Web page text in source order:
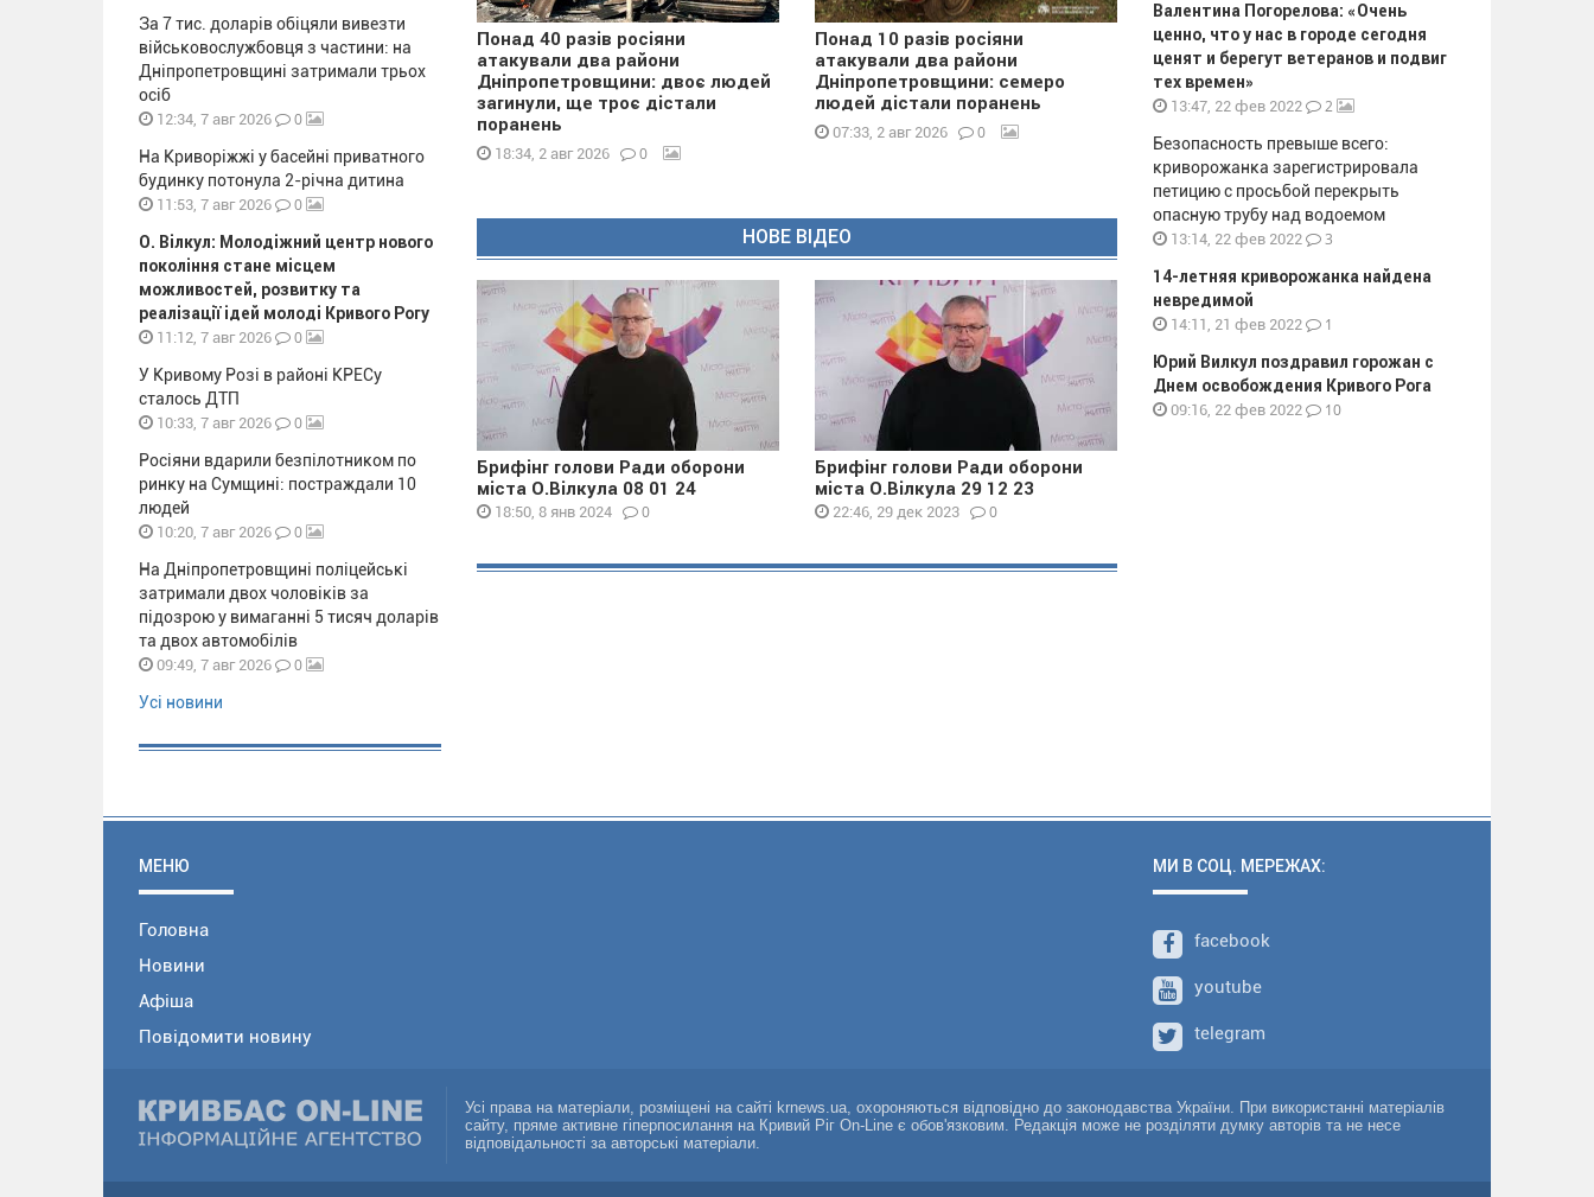
За 7 тис. доларів обіцяли вивезти
військовослужбовця з частини: на
Дніпропетровщині затримали трьох
осіб
12:34, 7 авг 2026 0
На Криворіжжі у басейні приватного
будинку потонула 2-річна дитина
11:53, 7 авг 2026 0
О. Вілкул: Молодіжний центр нового
покоління стане місцем
можливостей, розвитку та
реалізації ідей молоді Кривого Рогу
11:12, 7 авг 2026 0
У Кривому Розі в районі КРЕСу
сталось ДТП
10:33, 7 авг 2026 0
Росіяни вдарили безпілотником по
ринку на Сумщині: постраждали 10
людей
10:20, 7 авг 2026 0
На Дніпропетровщині поліцейські
затримали двох чоловіків за
підозрою у вимаганні 5 тисяч доларів
та двох автомобілів
09:49, 7 авг 2026 0
Усі новини
Понад 40 разів росіяни
атакували два райони
Дніпропетровщини: двоє людей
загинули, ще троє дістали
поранень
18:34, 2 авг 2026 0
Понад 10 разів росіяни
атакували два райони
Дніпропетровщини: семеро
людей дістали поранень
07:33, 2 авг 2026 0
НОВЕ ВІДЕО
Брифінг голови Ради оборони
міста О.Вілкула 08 01 24
18:50, 8 янв 2024 0
Брифінг голови Ради оборони
міста О.Вілкула 29 12 23
22:46, 29 дек 2023 0
Валентина Погорелова: «Очень
ценно, что у нас в городе сегодня
ценят и берегут ветеранов и подвиг
тех времен»
13:47, 22 фев 2022 2
Безопасность превыше всего:
криворожанка зарегистрировала
петицию с просьбой перекрыть
опасную трубу над водоемом
13:14, 22 фев 2022 3
14-летняя криворожанка найдена
невредимой
14:11, 21 фев 2022 1
Юрий Вилкул поздравил горожан с
Днем освобождения Кривого Рога
09:16, 22 фев 2022 10
МЕНЮ
Головна
Новини
Афіша
Повідомити новину
МИ В СОЦ. МЕРЕЖАХ:
facebook
youtube
telegram
Усі права на матеріали, розміщені на сайті krnews.ua, охороняються відповідно до законодавства України. При використанні матеріалів
сайту, пряме активне гіперпосилання на Кривий Ріг On-Line є обов'язковим. Редакція може не розділяти думку авторів та не несе
відповідальності за авторські матеріали.